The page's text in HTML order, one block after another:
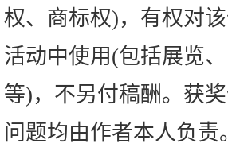
权、商标权)，有权对
活动中使用(包括展览
等)，不另付稿酬。获
问题均由作者本人负